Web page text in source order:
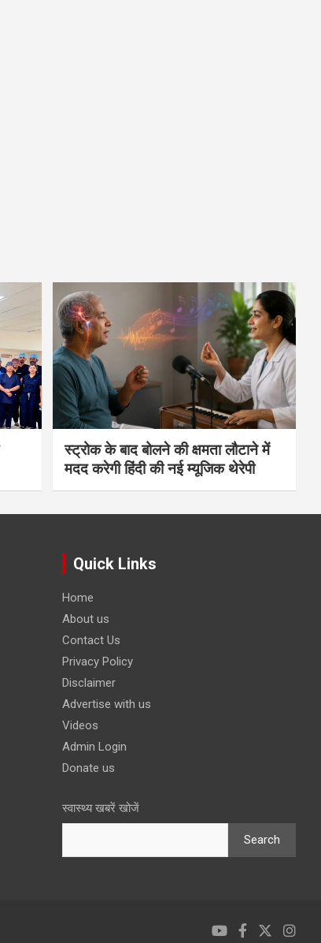
स्ट्रोक के बाद बोलने की क्षमता लौटाने में
मदद करेगी हिंदी की नई म्यूजिक थेरेपी
Quick Links
Home
About us
Contact Us
Privacy Policy
Disclaimer
Advertise with us
Videos
Admin Login
Donate us
स्वास्थ्य खबरें खोजें
Search